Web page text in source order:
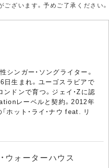
ざいます。予めご了承ください。
シンガー・ソングライター。
日生まれ。ユーゴスラビアで
ンドンで育つ。ジェイ・Zに認
レーベルと契約。2012年
ホット・ライ・ナウ feat. リ
ウォーターハウス